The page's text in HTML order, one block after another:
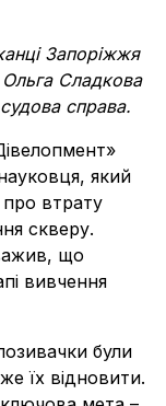
Запоріжжя
Сладкова
справа.
який
втрату
скверу.
що
вивчення
були
їх відновити.